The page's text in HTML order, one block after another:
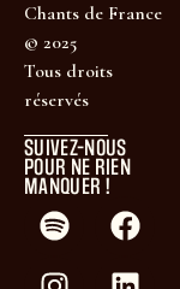
Chants de France
© 2025
Tous droits
réservés
SUIVEZ-NOUS
POUR NE RIEN
MANQUER !